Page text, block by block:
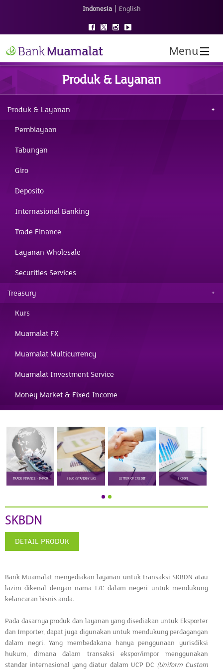
Indonesia | English
Menu
Produk & Layanan
Produk & Layanan
Pembiayaan
Tabungan
Giro
Deposito
Internasional Banking
Trade Finance
Layanan Wholesale
Securities Services
Treasury
Kurs
Muamalat FX
Muamalat Multicurrency
Muamalat Investment Service
Money Market & Fixed Income
TRADE FINANCE - IMPOR SBLC (STANDBY L/C) LETTER OF CREDIT SKBDN
SKBDN
DETAIL PRODUK
Bank Muamalat menyediakan layanan untuk transaksi SKBDN atau
lazim dikenal dengan nama L/C dalam negeri untuk mendukung
kelancaran bisnis anda.
Pada dasarnya produk dan layanan yang disediakan untuk Eksporter
dan Importer, dapat juga digunakan untuk mendukung perdagangan
dalam negri. Yang membedakana hanya penggunaan yurisdiksi
hukum, dimana dalam transaksi ekspor/impor menggunakan
standar internasional yang diatur dalam UCP DC (Uniform Custom